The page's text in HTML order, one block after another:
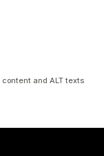
and ALT texts